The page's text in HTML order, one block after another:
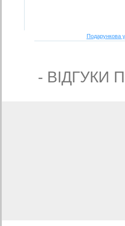
Подарункова
- ВIДГУКИ